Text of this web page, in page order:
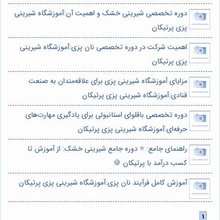
دوره تخصصی شیرینی خشک و اهمیت آن:آموزشگاه شیرینی
پزی پرتیکان
اهمیت شرکت در دوره تخصصی نان پزی:آموزشگاه شیرینی
پزی پرتیکان
مزایای آموزشگاه شیرینی پزی برای علاقه‌مندان به صنعت
قنادی:آموزشگاه شیرینی پزی پرتیکان
دوره تخصصی باقلوای استانبولی برای یادگیری مهارت‌های
حرفه‌ای:آموزشگاه شیرینی پزی پرتیکان
راهنمای جامع: ⭐️ دوره جامع شیرینی خشک: از آموزش تا
کسب درآمد با پرتیکان 🍪
آموزش کامل فرآیند نان پزی:آموزشگاه شیرینی پزی پرتیکان